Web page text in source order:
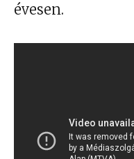
évesen.